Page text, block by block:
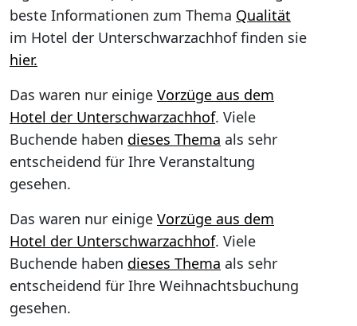
beste Informationen zum Thema Qualität
im Hotel der Unterschwarzachhof finden sie
hier.
Das waren nur einige Vorzüge aus dem
Hotel der Unterschwarzachhof. Viele
Buchende haben dieses Thema als sehr
entscheidend für Ihre Veranstaltung
gesehen.
Das waren nur einige Vorzüge aus dem
Hotel der Unterschwarzachhof. Viele
Buchende haben dieses Thema als sehr
entscheidend für Ihre Weihnachtsbuchung
gesehen.